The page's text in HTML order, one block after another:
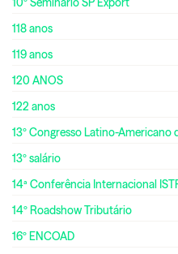
118 anos
119 anos
120 ANOS
122 anos
13º Congresso Latino-Americano
13º salário
14ª Conferência Internacional
14º Roadshow Tributário
16º ENCOAD